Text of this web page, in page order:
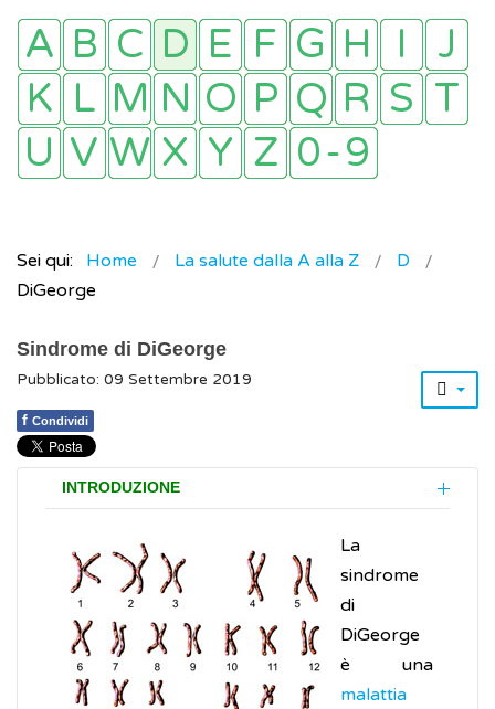
Sei qui: Home La salute dalla A alla Z
D
DiGeorge
Sindrome di DiGeorge
Pubblicato: 09 Settembre 2019
f Condividi
INTRODUZIONE
La
sindrome
di
DiGeorge
è una
malattia